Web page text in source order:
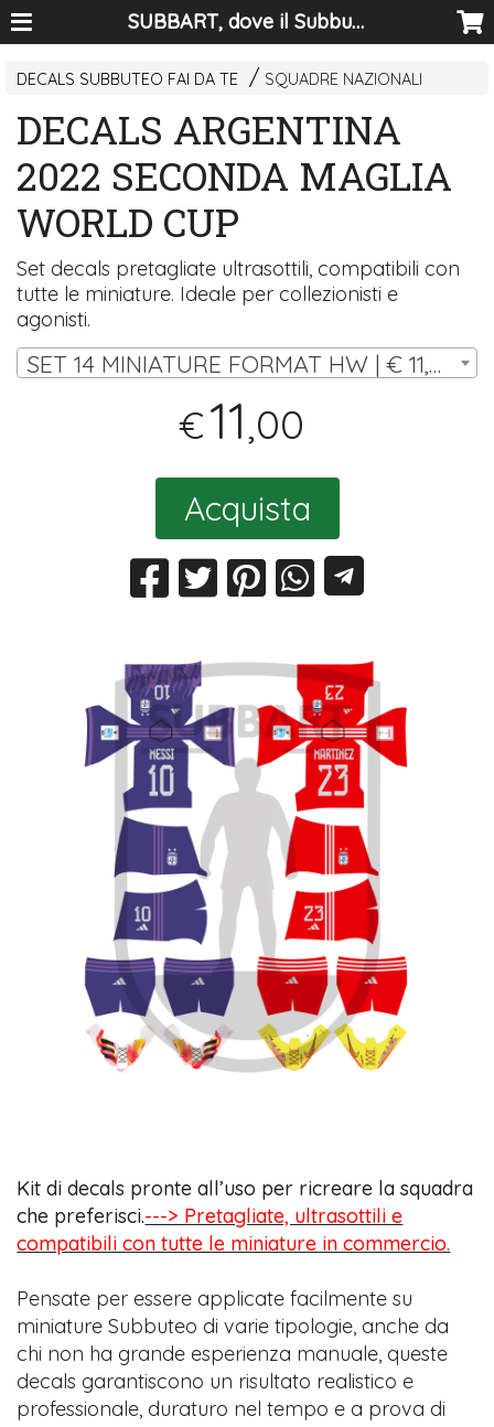
SUBBART, dove il Subbuteo diventa arte
DECALS SUBBUTEO FAI DA TE SQUADRE NAZIONALI
DECALS ARGENTINA
2022 SECONDA MAGLIA
WORLD CUP
Set decals pretagliate ultrasottili, compatibili con
tutte le miniature. Ideale per collezionisti e
agonisti.
SET 14 MINIATURE FORMAT HW | € 11,00
€11,00
Acquista
Kit di decals pronte all’uso per ricreare la squadra
che preferisci.---> Pretagliate, ultrasottili e
compatibili con tutte le miniature in commercio.
Pensate per essere applicate facilmente su
miniature Subbuteo di varie tipologie, anche da
chi non ha grande esperienza manuale, queste
decals garantiscono un risultato realistico e
professionale, duraturo nel tempo e a prova di